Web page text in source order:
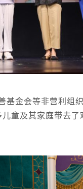
基金会等非营利组
童及其家庭带去